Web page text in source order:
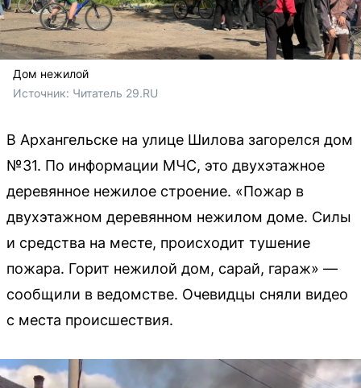
Дом нежилой
Источник: Читатель 29.RU
В Архангельске на улице Шилова загорелся дом
№31. По информации МЧС, это двухэтажное
деревянное нежилое строение. «Пожар в
двухэтажном деревянном нежилом доме. Силы
и средства на месте, происходит тушение
пожара. Горит нежилой дом, сарай, гараж» —
сообщили в ведомстве. Очевидцы сняли видео
с места происшествия.